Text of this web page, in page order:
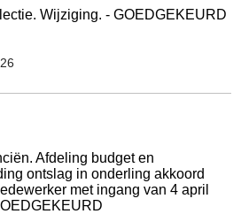
Wijziging. - GOEDGEKEURD
Afdeling budget en
ontslag in onderling akkoord
met ingang van 4 april